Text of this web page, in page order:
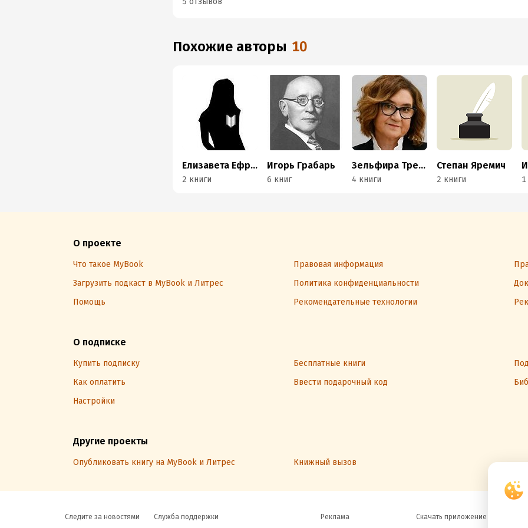
Похожие авторы 10
Елизавета Ефремова
2 книги
Игорь Грабарь
6 книг
Зельфира Трегулова
4 книги
Степан Яремич
2 книги 1
О проекте
Что такое MyBook Правовая информация
Загрузить подкаст в MyBook и Литрес
Политика конфиденциальности
Помощь
Рекомендательные технологии
О подписке
Купить подписку Бесплатные книги
Как оплатить
Ввести подарочный код
Настройки
Другие проекты
Опубликовать книгу на MyBook и Литрес Книжный вызов
Следите за новостями Служба поддержки Реклама Скачать приложение